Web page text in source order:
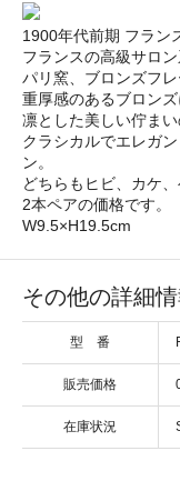
1900年代前期 フラン
フランスの高級サロ
パリ窯、ブロンズフ
重厚感のあるブロン
凛とした美しい佇まい
クラシカルでエレガ
ン。
どちらもヒビ、カケ
2本ペアの価格です。
W9.5×H19.5cm
その他の詳細
型 番
販売価格
在庫状況